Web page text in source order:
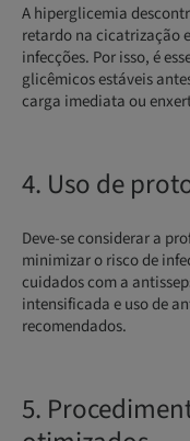
A hiperglicemia
retardo na cicatrização
infecções. Por isso, é
glicêmicos estáveis
carga imediata ou
4. Uso de
Deve-se considerar a
minimizar o risco de
cuidados com a
intensificada e uso de
recomendados.
5.